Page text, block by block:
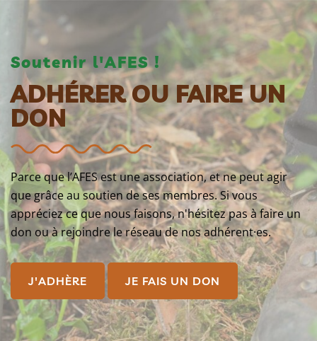
Soutenir l'AFES !
ADHÉRER OU FAIRE UN
DON
Parce que l’AFES est une association, et ne peut agir
que grâce au soutien de ses membres. Si vous
appréciez ce que nous faisons, n'hésitez pas à faire un
don ou à rejoindre le réseau de nos adhérent·es.
J'ADHÈRE JE FAIS UN DON